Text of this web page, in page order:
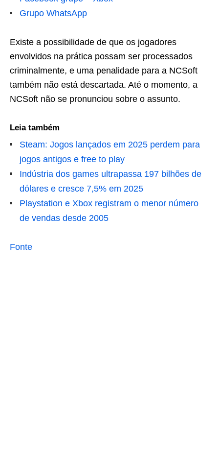
Grupo WhatsApp
Existe a possibilidade de que os jogadores
envolvidos na prática possam ser processados
criminalmente, e uma penalidade para a NCSoft
também não está descartada. Até o momento, a
NCSoft não se pronunciou sobre o assunto.
Leia também
Steam: Jogos lançados em 2025 perdem para
jogos antigos e free to play
Indústria dos games ultrapassa 197 bilhões de
dólares e cresce 7,5% em 2025
Playstation e Xbox registram o menor número
de vendas desde 2005
Fonte